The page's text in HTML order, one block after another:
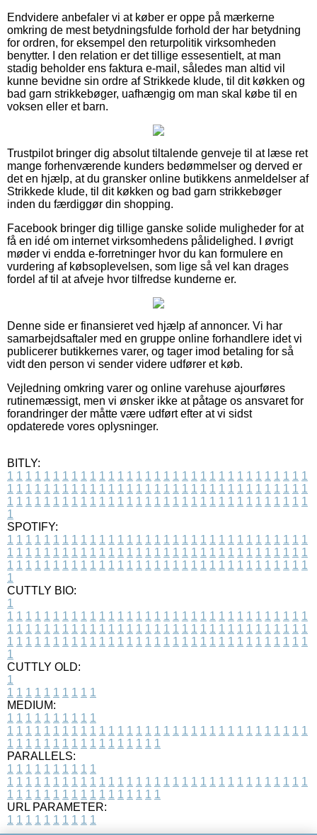
Endvidere anbefaler vi at køber er oppe på mærkerne
omkring de mest betydningsfulde forhold der har betydning
for ordren, for eksempel den returpolitik virksomheden
benytter. I den relation er det tillige essesentielt, at man
stadig beholder ens faktura e-mail, således man altid vil
kunne bevidne sin ordre af Strikkede klude, til dit køkken og
bad garn strikkebøger, uafhængig om man skal købe til en
voksen eller et barn.
Trustpilot bringer dig absolut tiltalende genveje til at læse ret
mange forhenværende kunders bedømmelser og derved er
det en hjælp, at du gransker online butikkens anmeldelser af
Strikkede klude, til dit køkken og bad garn strikkebøger
inden du færdiggør din shopping.
Facebook bringer dig tillige ganske solide muligheder for at
få en idé om internet virksomhedens pålidelighed. I øvrigt
møder vi endda e-forretninger hvor du kan formulere en
vurdering af købsoplevelsen, som lige så vel kan drages
fordel af til at afveje hvor tilfredse kunderne er.
Denne side er finansieret ved hjælp af annoncer. Vi har
samarbejdsaftaler med en gruppe online forhandlere idet vi
publicerer butikkernes varer, og tager imod betaling for så
vidt den person vi sender videre udfører et køb.
Vejledning omkring varer og online varehuse ajourføres
rutinemæssigt, men vi ønsker ikke at påtage os ansvaret for
forandringer der måtte være udført efter at vi sidst
opdaterede vores oplysninger.
BITLY:
1 1 1 1 1 1 1 1 1 1 1 1 1 1 1 1 1 1 1 1 1 1 1 1 1 1 1 1 1 1 1 1 1
1 1 1 1 1 1 1 1 1 1 1 1 1 1 1 1 1 1 1 1 1 1 1 1 1 1 1 1 1 1 1 1 1
1 1 1 1 1 1 1 1 1 1 1 1 1 1 1 1 1 1 1 1 1 1 1 1 1 1 1 1 1 1 1 1 1
1
SPOTIFY:
1 1 1 1 1 1 1 1 1 1 1 1 1 1 1 1 1 1 1 1 1 1 1 1 1 1 1 1 1 1 1 1 1
1 1 1 1 1 1 1 1 1 1 1 1 1 1 1 1 1 1 1 1 1 1 1 1 1 1 1 1 1 1 1 1 1
1 1 1 1 1 1 1 1 1 1 1 1 1 1 1 1 1 1 1 1 1 1 1 1 1 1 1 1 1 1 1 1 1
1
CUTTLY BIO:
1
1 1 1 1 1 1 1 1 1 1 1 1 1 1 1 1 1 1 1 1 1 1 1 1 1 1 1 1 1 1 1 1 1
1 1 1 1 1 1 1 1 1 1 1 1 1 1 1 1 1 1 1 1 1 1 1 1 1 1 1 1 1 1 1 1 1
1 1 1 1 1 1 1 1 1 1 1 1 1 1 1 1 1 1 1 1 1 1 1 1 1 1 1 1 1 1 1 1 1
1
CUTTLY OLD:
1
1 1 1 1 1 1 1 1 1 1
MEDIUM:
1 1 1 1 1 1 1 1 1 1
1 1 1 1 1 1 1 1 1 1 1 1 1 1 1 1 1 1 1 1 1 1 1 1 1 1 1 1 1 1 1 1 1
1 1 1 1 1 1 1 1 1 1 1 1 1 1 1 1 1
PARALLELS:
1 1 1 1 1 1 1 1 1 1
1 1 1 1 1 1 1 1 1 1 1 1 1 1 1 1 1 1 1 1 1 1 1 1 1 1 1 1 1 1 1 1 1
1 1 1 1 1 1 1 1 1 1 1 1 1 1 1 1 1
URL PARAMETER:
1 1 1 1 1 1 1 1 1 1